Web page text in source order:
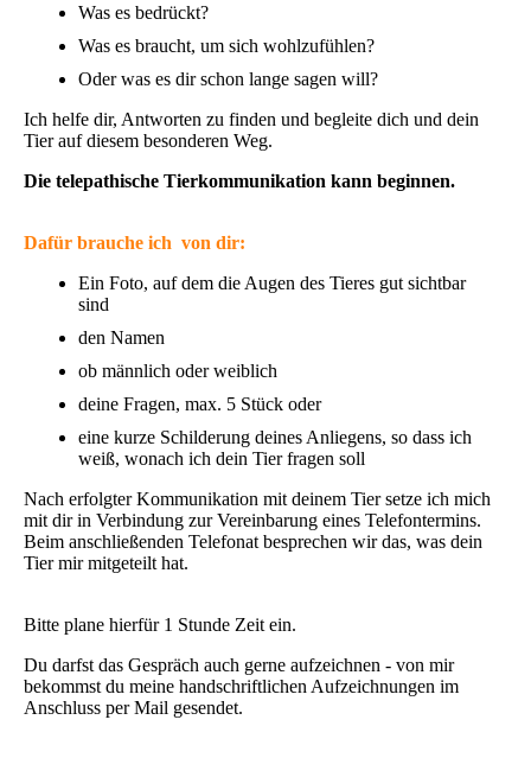
Was es bedrückt?
Was es braucht, um sich wohlzufühlen?
Oder was es dir schon lange sagen will?
Ich helfe dir, Antworten zu finden und begleite dich und dein
Tier auf diesem besonderen Weg.
Die telepathische Tierkommunikation kann beginnen.
Dafür brauche ich von dir:
Ein Foto, auf dem die Augen des Tieres gut sichtbar
sind
den Namen
ob männlich oder weiblich
deine Fragen, max. 5 Stück oder
eine kurze Schilderung deines Anliegens, so dass ich
weiß, wonach ich dein Tier fragen soll
Nach erfolgter Kommunikation mit deinem Tier setze ich mich
mit dir in Verbindung zur Vereinbarung eines Telefontermins.
Beim anschließenden Telefonat besprechen wir das, was dein
Tier mir mitgeteilt hat.
Bitte plane hierfür 1 Stunde Zeit ein.
Du darfst das Gespräch auch gerne aufzeichnen - von mir
bekommst du meine handschriftlichen Aufzeichnungen im
Anschluss per Mail gesendet.